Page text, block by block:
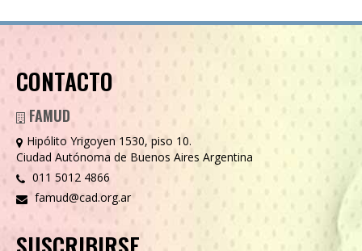
CONTACTO
FAMUD
Hipólito Yrigoyen 1530, piso 10.
Ciudad Autónoma de Buenos Aires Argentina
011 5012 4866
famud@cad.org.ar